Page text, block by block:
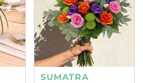
SUMATRA